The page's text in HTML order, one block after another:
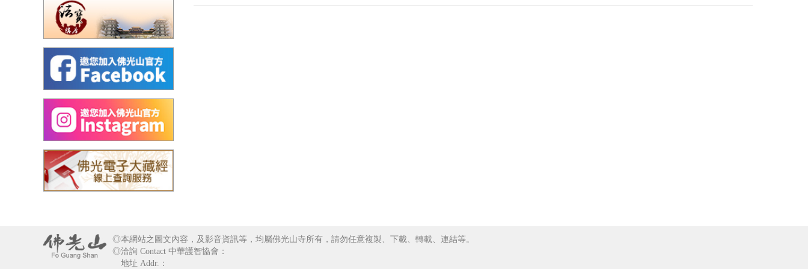
◎本網站之圖文內容，及影音資訊等，均屬佛光山寺所有，請勿任意複製、下載、轉載、連結等。
◎洽詢 Contact 中華護智協會：
地址 Addr.：